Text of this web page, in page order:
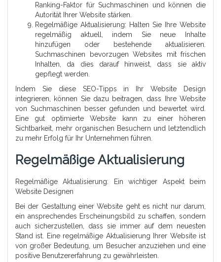
Ranking-Faktor für Suchmaschinen und können die
Autorität Ihrer Website stärken.
Regelmäßige Aktualisierung: Halten Sie Ihre Website
regelmäßig aktuell, indem Sie neue Inhalte
hinzufügen oder bestehende aktualisieren.
Suchmaschinen bevorzugen Websites mit frischen
Inhalten, da dies darauf hinweist, dass sie aktiv
gepflegt werden.
Indem Sie diese SEO-Tipps in Ihr Website Design
integrieren, können Sie dazu beitragen, dass Ihre Website
von Suchmaschinen besser gefunden und bewertet wird.
Eine gut optimierte Website kann zu einer höheren
Sichtbarkeit, mehr organischen Besuchern und letztendlich
zu mehr Erfolg für Ihr Unternehmen führen.
Regelmäßige Aktualisierung
Regelmäßige Aktualisierung: Ein wichtiger Aspekt beim
Website Designen
Bei der Gestaltung einer Website geht es nicht nur darum,
ein ansprechendes Erscheinungsbild zu schaffen, sondern
auch sicherzustellen, dass sie immer auf dem neuesten
Stand ist. Eine regelmäßige Aktualisierung Ihrer Website ist
von großer Bedeutung, um Besucher anzuziehen und eine
positive Benutzererfahrung zu gewährleisten.